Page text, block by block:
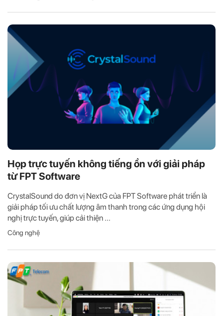
Họp trực tuyến không tiếng ồn với giải pháp
từ FPT Software
CrystalSound do đơn vị NextG của FPT Software phát triển là
giải pháp tối ưu chất lượng âm thanh trong các ứng dụng hội
nghị trực tuyến, giúp cải thiện ...
Công nghệ